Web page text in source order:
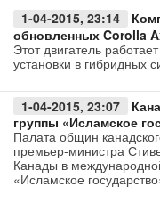
1-04-2015, 23:14
обновленных Corolla
Этот двигатель
установки в гибридных
1-04-2015, 23:07
группы «Исламское
Палата общин
премьер-министра
Канады в
«Исламское